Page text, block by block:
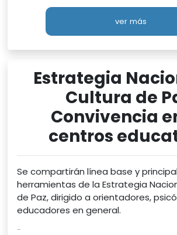
ver más
Estrategia
Cultura de
Convivencia
centros
Se compartirán línea base y
herramientas de la Estrategia
de Paz, dirigido a orientadores,
educadores en general.
...